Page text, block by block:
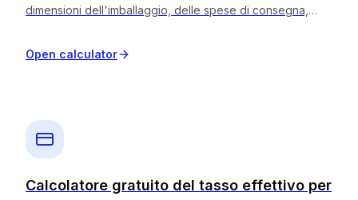
dimensioni dell'imballaggio, delle spese di consegna,
Restituisce il fornitore più economico, il divario rispetto al
più costoso e il risparmio annuo derivante dal passaggio
browser; nulla viene inviato a un server.
Open calculator
Calcolatore gratuito del tasso effettivo per